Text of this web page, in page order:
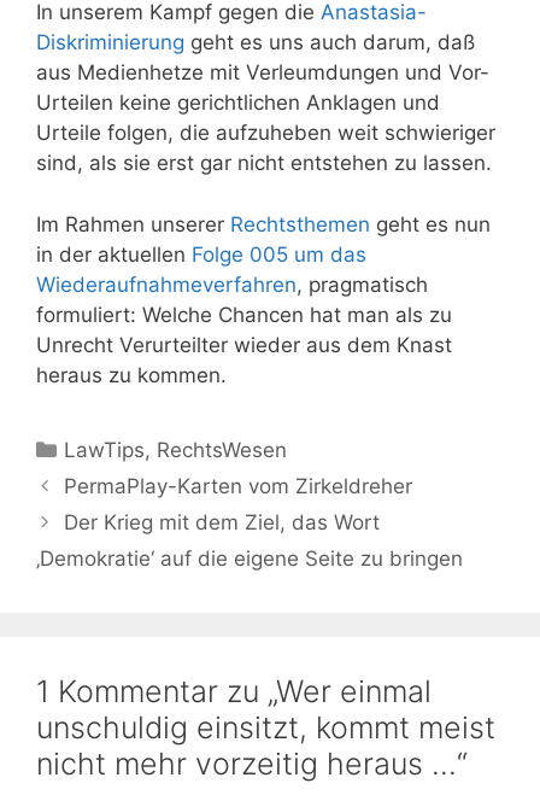
In unserem Kampf gegen die Anastasia-
Diskriminierung geht es uns auch darum, daß
aus Medienhetze mit Verleumdungen und Vor-
Urteilen keine gerichtlichen Anklagen und
Urteile folgen, die aufzuheben weit schwieriger
sind, als sie erst gar nicht entstehen zu lassen.
Im Rahmen unserer Rechtsthemen geht es nun
in der aktuellen Folge 005 um das
Wiederaufnahmeverfahren, pragmatisch
formuliert: Welche Chancen hat man als zu
Unrecht Verurteilter wieder aus dem Knast
heraus zu kommen.
Kategorien
LawTips, RechtsWesen
PermaPlay-Karten vom Zirkeldreher
Der Krieg mit dem Ziel, das Wort
‚Demokratie‘ auf die eigene Seite zu bringen
1 Kommentar zu „Wer einmal
unschuldig einsitzt, kommt meist
nicht mehr vorzeitig heraus …“